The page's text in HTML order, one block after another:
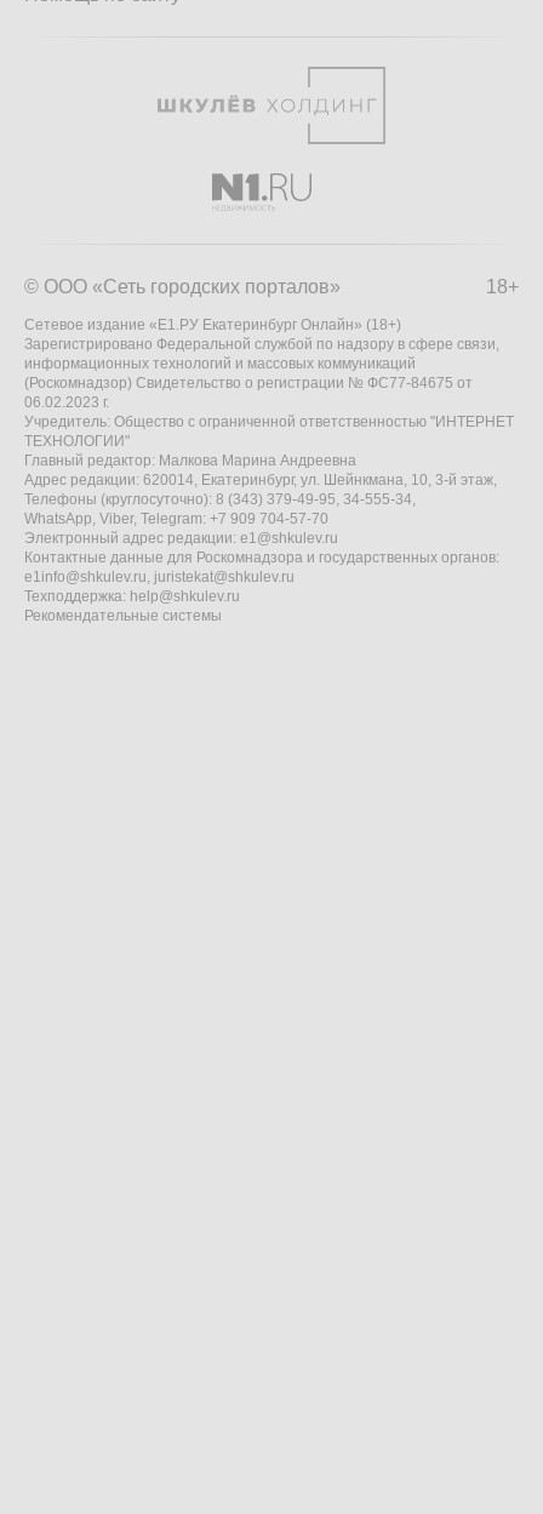
18+
© ООО «Сеть городских порталов»
Сетевое издание «Е1.РУ Екатеринбург Онлайн» (18+)
Зарегистрировано Федеральной службой по надзору в сфере связи,
информационных технологий и массовых коммуникаций
(Роскомнадзор) Свидетельство о регистрации № ФС77-84675 от
06.02.2023 г.
Учредитель: Общество с ограниченной ответственностью "ИНТЕРНЕТ
ТЕХНОЛОГИИ"
Главный редактор: Малкова Марина Андреевна
Адрес редакции: 620014, Екатеринбург, ул. Шейнкмана, 10, 3-й этаж,
Телефоны (круглосуточно): 8 (343) 379-49-95, 34-555-34,
WhatsApp, Viber, Telegram: +7 909 704-57-70
Электронный адрес редакции: e1@shkulev.ru
Контактные данные для Роскомнадзора и государственных органов:
e1info@shkulev.ru, juristekat@shkulev.ru
Техподдержка: help@shkulev.ru
Рекомендательные системы